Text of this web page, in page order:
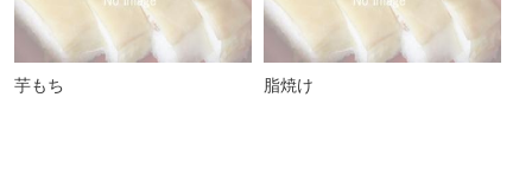
芋もち 脂焼け